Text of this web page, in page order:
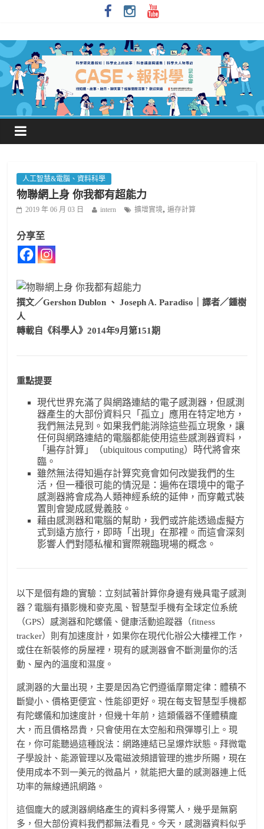
人工智慧&電腦、資料科學
物聯網上身 你我都有超能力
2019 年 06 月 03 日 intern 擴增實境,遍存計算
分享至
撰文／Gershon Dublon 、 Joseph A. Paradiso｜譯者／鍾樹
人
轉載自《科學人》2014年9月第151期
重點提要
現代世界充滿了與網路連結的電子感測器，但感測
器產生的大部份資料只「孤立」應用在特定地方，
我們無法見到。如果我們能消除這些孤立現象，讓
任何與網路連結的電腦都能使用這些感測器資料，
「遍存計算」（ubiquitous computing）時代將會來
臨。
雖然無法得知遍存計算究竟會如何改變我們的生
活，但一種很可能的情況是：遍佈在環境中的電子
感測器將會成為人類神經系統的延伸，而穿戴式裝
置則會變成感覺義肢。
藉由感測器和電腦的幫助，我們或許能透過虛擬方
式到遠方旅行，即時「出現」在那裡。而這會深刻
影響人們對隱私權和實際親臨現場的概念。
以下是個有趣的實驗：立刻試著計算你身邊有幾具電子感測
器？電腦有攝影機和麥克風、智慧型手機有全球定位系統
（GPS）感測器和陀螺儀、健康活動追蹤器（fitness
tracker）則有加速度計，如果你在現代化辦公大樓裡工作，
或住在新裝修的房屋裡，現有的感測器會不斷測量你的活
動、屋內的溫度和濕度。
感測器的大量出現，主要是因為它們遵循摩爾定律：體積不
斷變小、價格更便宜、性能卻更好。現在每支智慧型手機都
有陀螺儀和加速度計，但幾十年前，這類儀器不僅體積龐
大，而且價格昂貴，只會使用在太空船和飛彈導引上。現
在，你可能聽過這種說法：網路連結已呈爆炸狀態。拜微電
子學設計、能源管理以及電磁波頻譜管理的進步所賜，現在
使用成本不到一美元的微晶片，就能把大量的感測器連上低
功率的無線通訊網路。
這個龐大的感測器網絡產生的資料多得驚人，幾乎是無窮
多，但大部份資料我們都無法看見。今天，感測器資料似乎